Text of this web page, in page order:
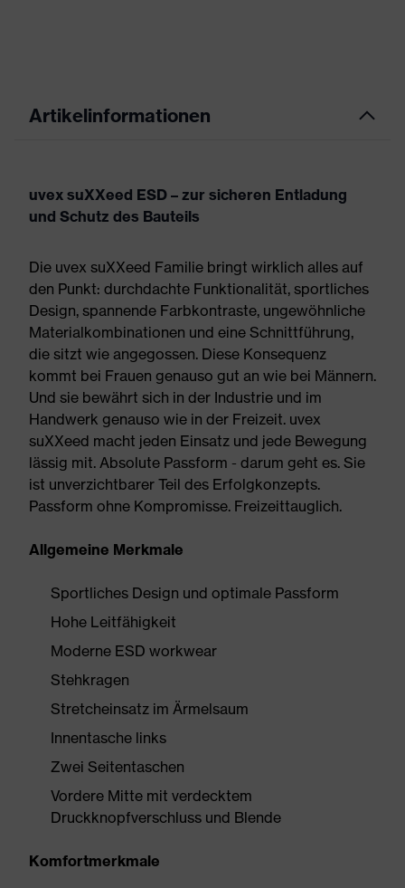
Artikelinformationen
uvex suXXeed ESD – zur sicheren Entladung
und Schutz des Bauteils
Die uvex suXXeed Familie bringt wirklich alles auf
den Punkt: durchdachte Funktionalität, sportliches
Design, spannende Farbkontraste, ungewöhnliche
Materialkombinationen und eine Schnittführung,
die sitzt wie angegossen. Diese Konsequenz
kommt bei Frauen genauso gut an wie bei Männern.
Und sie bewährt sich in der Industrie und im
Handwerk genauso wie in der Freizeit. uvex
suXXeed macht jeden Einsatz und jede Bewegung
lässig mit. Absolute Passform - darum geht es. Sie
ist unverzichtbarer Teil des Erfolgkonzepts.
Passform ohne Kompromisse. Freizeittauglich.
Allgemeine Merkmale
Sportliches Design und optimale Passform
Hohe Leitfähigkeit
Moderne ESD workwear
Stehkragen
Stretcheinsatz im Ärmelsaum
Innentasche links
Zwei Seitentaschen
Vordere Mitte mit verdecktem
Druckknopfverschluss und Blende
Komfortmerkmale